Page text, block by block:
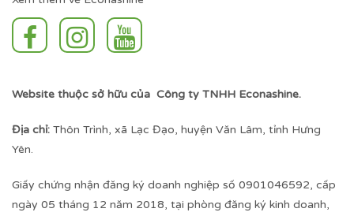
Website thuộc sở hữu của Công ty TNHH Econashine.
Địa chỉ: Thôn Trình, xã Lạc Đạo, huyện Văn Lâm, tỉnh Hưng
Yên.
Giấy chứng nhận đăng ký doanh nghiệp số 0901046592, cấp
ngày 05 tháng 12 năm 2018, tại phòng đăng ký kinh doanh,